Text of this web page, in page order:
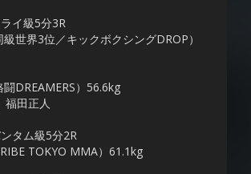
ライ級5分3R
世界3位／キックボクシングDROP）
DREAMERS）56.6kg
福田正人
ンタム級5分2R
TOKYO MMA）61.1kg